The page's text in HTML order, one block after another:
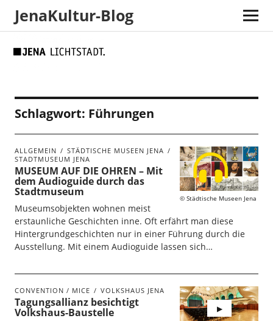
map
JenaKultur-Blog
Schlagwort: Führungen
Städtische Museen Jena
ALLGEMEIN
STÄDTISCHE MUSEEN JENA
STADTMUSEUM JENA
MUSEUM AUF DIE OHREN – Mit
dem Audioguide durch das
Stadtmuseum
Museumsobjekten wohnen meist
erstaunliche Geschichten inne. Oft erfährt man diese
Hintergrundgeschichten nur in einer Führung durch die
Ausstellung. Mit einem Audioguide lassen sich…
CONVENTION / MICE VOLKSHAUS JENA
Tagungsallianz besichtigt
Volkshaus-Baustelle